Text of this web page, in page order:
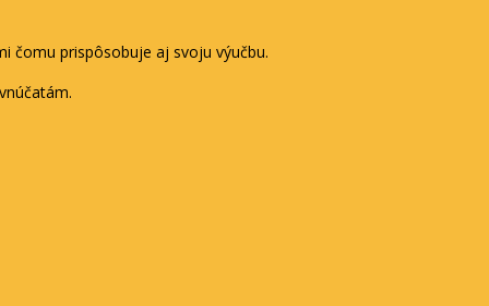
čomu prispôsobuje aj svoju výučbu.